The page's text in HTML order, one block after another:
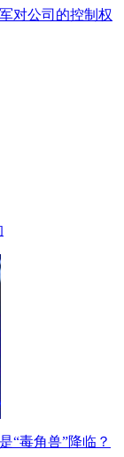
对公司的控制权
“毒角兽”降临？